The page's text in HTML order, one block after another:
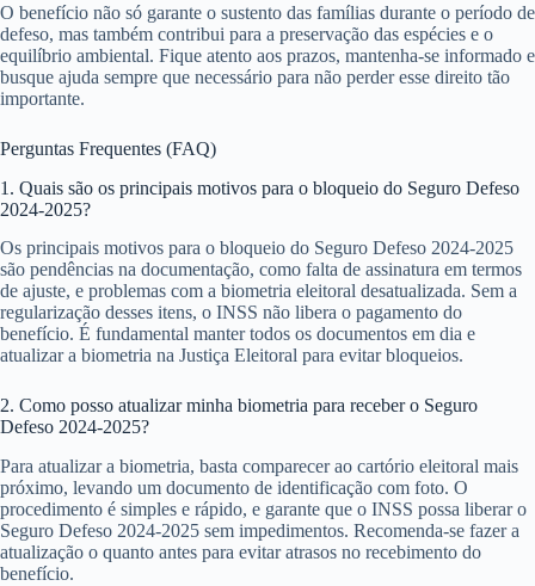
O benefício não só garante o sustento das famílias durante o período de
defeso, mas também contribui para a preservação das espécies e o
equilíbrio ambiental. Fique atento aos prazos, mantenha-se informado e
busque ajuda sempre que necessário para não perder esse direito tão
importante.
Perguntas Frequentes (FAQ)
1. Quais são os principais motivos para o bloqueio do Seguro Defeso
2024-2025?
Os principais motivos para o bloqueio do Seguro Defeso 2024-2025
são pendências na documentação, como falta de assinatura em termos
de ajuste, e problemas com a biometria eleitoral desatualizada. Sem a
regularização desses itens, o INSS não libera o pagamento do
benefício. É fundamental manter todos os documentos em dia e
atualizar a biometria na Justiça Eleitoral para evitar bloqueios.
2. Como posso atualizar minha biometria para receber o Seguro
Defeso 2024-2025?
Para atualizar a biometria, basta comparecer ao cartório eleitoral mais
próximo, levando um documento de identificação com foto. O
procedimento é simples e rápido, e garante que o INSS possa liberar o
Seguro Defeso 2024-2025 sem impedimentos. Recomenda-se fazer a
atualização o quanto antes para evitar atrasos no recebimento do
benefício.